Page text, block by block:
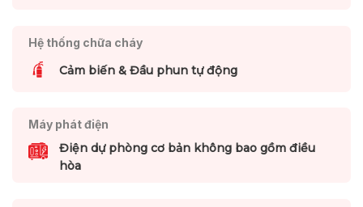
Hệ thống chữa cháy
Cảm biến & Đầu phun tự động
Máy phát điện
Điện dự phòng cơ bản không bao gồm điều
hòa